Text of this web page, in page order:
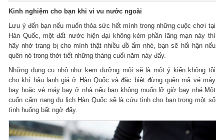
Kinh nghiệm cho bạn khi vi vu nước ngoài
Lưu ý đến bạn nếu muốn thỏa sức hết mình trong những cuộc chơi tại
Hàn Quốc, một đất nước hiện đại không kém phần lãng mạn này thì
hãy nhớ trang bị cho mình thật nhiều đồ ấm nhé, bạn sẽ hối hận nếu
quên nó trong thời tiết những tháng cuối năm này đấy.
Những dụng cụ nhỏ như kem dưỡng môi sẽ là một ý kiến không tồi
cho khí hậu lạnh giá ở Hàn Quốc và đặc biệt đừng quên mã vé máy
bay hoặc vé máy bay ở nhà nếu bạn không muốn lỡ giờ bay nhé.Một
cuốn cẩm nang du lịch Hàn Quốc sẽ là cứu tinh cho bạn trong một số
tình huống bất ngờ đấy.